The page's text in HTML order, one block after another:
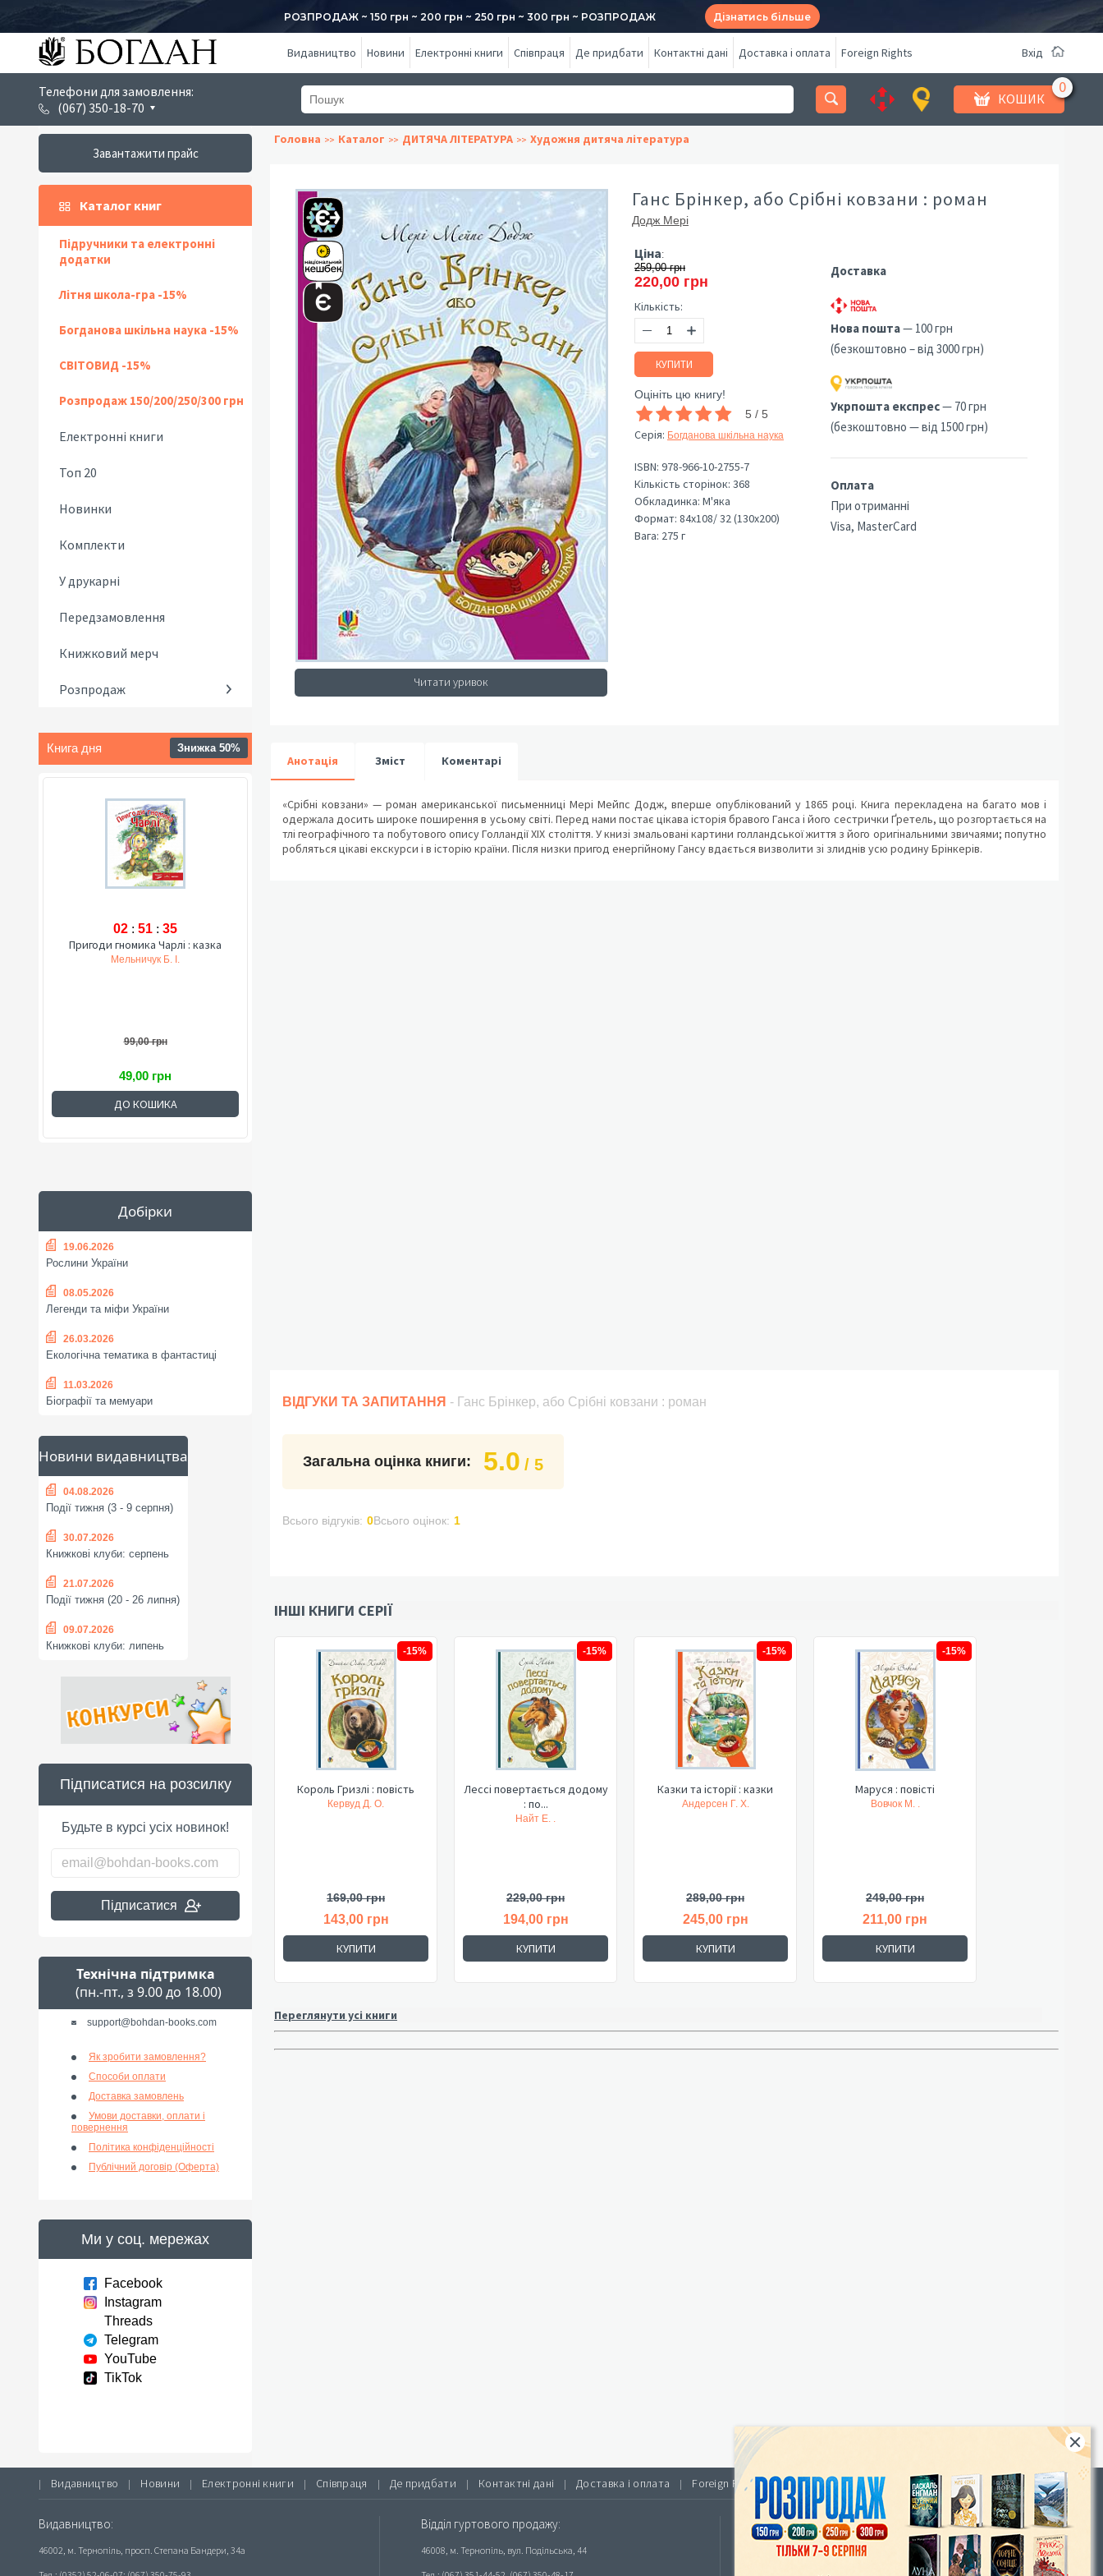
РОЗПРОДАЖ ~ 150 грн ~ 200 грн ~ 250 грн ~ 300 грн ~ РОЗПРОДАЖ Дізнатись більше
Видавництво Новини Електронні книги Співпраця Де придбати Контактні дані Доставка і оплата Foreign Rights Вхід
Телефони для замовлення:
(067) 350-18-70
КОШИК
Завантажити прайс
Каталог книг
Підручники та електронні
додатки
Літня школа-гра -15%
Богданова шкільна наука -15%
СВІТОВИД -15%
Розпродаж 150/200/250/300 грн
Електронні книги
Топ 20
Новинки
Комплекти
У друкарні
Передзамовлення
Книжковий мерч
Розпродаж
Книга дня Знижка 50%
02 : 51 : 34
Пригоди гномика Чарлі : казка
Мельничук Б. І.
99,00 грн
49,00 грн
ДО КОШИКА
Добірки
19.06.2026
Рослини України
08.05.2026
Легенди та міфи України
26.03.2026
Екологічна тематика в фантастиці
11.03.2026
Біографії та мемуари
Новини видавництва
04.08.2026
Події тижня (3 - 9 серпня)
30.07.2026
Книжкові клуби: серпень
21.07.2026
Події тижня (20 - 26 липня)
09.07.2026
Книжкові клуби: липень
Підписатися на розсилку
Будьте в курсі усіх новинок!
Підписатися
Технічна підтримка
(пн.-пт., з 9.00 до 18.00)
support@bohdan-books.com
Як зробити замовлення?
Способи оплати
Доставка замовлень
Умови доставки, оплати і
повернення
Політика конфіденційності
Публічний договір (Оферта)
Ми у соц. мережах
Facebook
Instagram
Threads
Telegram
YouTube
TikTok
Головна Каталог ДИТЯЧА ЛІТЕРАТУРА Художня дитяча література
Читати уривок
Ганс Брінкер, або Срібні ковзани : роман
Додж Мері
Ціна:
259,00 грн
220,00 грн
Кількість:
КУПИТИ
Оцініть цю книгу!
5 / 5
Серія: Богданова шкільна наука
ISBN: 978-966-10-2755-7
Кількість сторінок: 368
Обкладинка: М'яка
Формат: 84х108/ 32 (130х200)
Вага: 275 г
Доставка
Нова пошта— 100 грн
(безкоштовно – від 3000 грн)
Укрпошта експрес— 70 грн
(безкоштовно — від 1500 грн)
Оплата
При отриманні
Visa, MasterCard
Анотація Зміст Коментарі
«Срібні ковзани» — роман американської письменниці Мері Мейпс Додж, вперше опублікований у 1865 році. Книга перекладена на багато мов і
одержала досить широке поширення в усьому світі. Перед нами постає цікава історія бравого Ганса і його сестрички Ґретель, що розгортається на
тлі географічного та побутового опису Голландії XIX століття. У книзі змальовані картини голландської життя з його оригінальними звичаями; попутно
робляться цікаві екскурси і в історію країни. Після низки пригод енергійному Гансу вдається визволити зі злиднів усю родину Брінкерів.
ВІДГУКИ ТА ЗАПИТАННЯ - Ганс Брінкер, або Срібні ковзани : роман
Загальна оцінка книги: 5.0 / 5
Всього відгуків: 0Всього оцінок: 1
ІНШІ КНИГИ СЕРІЇ
-15%
Король Гризлі : повість
Кервуд Д. О.
169,00 грн
143,00 грн
КУПИТИ
-15%
Лессі повертається додому
: по...
Найт Е. .
229,00 грн
194,00 грн
КУПИТИ
-15%
Казки та історії : казки
Андерсен Г. Х.
289,00 грн
245,00 грн
КУПИТИ
-15%
Маруся : повісті
Вовчок М. .
249,00 грн
211,00 грн
КУПИТИ
Переглянути усі книги
| Видавництво | Новини | Електронні книги | Співпраця | Де придбати | Контактні дані | Доставка і оплата | Foreign Rights |
Видавництво:
46002, м. Тернопіль, просп. Степана Бандери, 34а
Відділ гуртового продажу:
46008, м. Тернопіль, вул. Подільська, 44
Інтернет-магазин «Видавництво Богдан»:
46018, м. Тернопіль, А/С 529